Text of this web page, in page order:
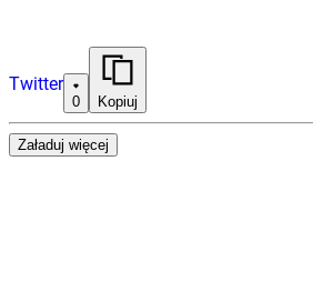
Twitter
0 Kopiuj
Załaduj więcej